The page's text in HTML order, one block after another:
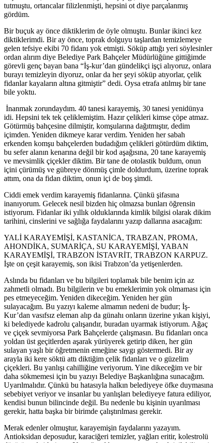
tutmuştu, ortancalar filizlenmişti, hepsini ot diye parçalanmış
gördüm.
Bir buçuk ay önce diktiklerim de öyle olmuştu. Bunlar ikinci kez
diktiklerimdi. Bir ay önce, toprak dolguyu taşlardan temizlemeye
gelen tefsiye ekibi 70 fidanı yok etmişti. Söküp attığı yeri söylesinler
ordan alırım diye Belediye Park Bahçeler Müdürlüğüne gittiğimde
görevli genç bayan bana “İş-kur’dan gündelikçi işçi alıyoruz, onlara
burayı temizleyin diyoruz, onlar da her şeyi söküp atıyorlar, çelik
fidanlar kayaların altına gitmiştir” dedi. Oysa etrafa atılmış bir tane
bile yoktu.
İnanmak zorundaydım. 40 tanesi karayemiş, 30 tanesi yenidünya
idi. Hepsini tek tek çeliklemiştim. Hazır çelikleri kimse çöpe atmaz.
Götürmüş bahçesine dilmiştir, komşularına dağıtmıştır, dedim
içimden. Yeniden dikmeye karar verdim. Yeniden her sabah
erkenden komşu bahçelerden budadığım çelikleri götürdüm diktim,
bu sefer alanın kenarına değil bir kod aşağısına, 20 tane karayemiş
ve mevsimlik çiçekler diktim. Bir tane de otolastik buldum, onun
içini çürümüş ve gübreye dönmüş çimle doldurdum, üzerine toprak
attım, ona da fidan diktim, onun içi de boş şimdi.
Ciddi emek verdim karayemiş fidanlarına. Çünkü şifasına
inanıyorum. Gelecek nesil bizden hiç olmazsa bunları öğrensin
istiyorum. Fidanlar iki yıllık olduklarında kimlik bilgisi olarak dikim
tarihini, cinslerini ve sağlığa faydalarını yazıp dallarına asacağım:
YALİ KARAYEMİŞİ, KASTANİCA, TRABZAN, PROMA,
AHONDİKA, SUMARİÇA, SU KARAYEMİŞİ, YABAN
KARAYEMİŞİ, TRABZON İSTAVRİT, TRABZON KARPUZ.
İşte on çeşit karayemiş, son ikisi Trabzon’da yetişenlerden.
Aslında bu fidanları ve bu bilgileri toplamak bile benim için az
zahmetli olmadı. Bu bilgilerin ve bu emeklerimin yok olmaması için
pes etmeyeceğim. Yeniden dikeceğim. Yeniden her gün
sulayacağım. Bu yazıyı kaleme almamın nedeni de budur; İş-
Kur’dan vasıfsız eleman alıp da günahı onların üzerine yıkan kişiyi,
ki belediyede kadrolu çalışandır, buradan uyarmak istiyorum. Ağaç
ve çiçek sevmiyorsa Park Bahçelerde çalışmasın. Bu fidanları onca
yoldan üst geçitlerden aşarak yürüyerek getirip diken, her gün
sulayan yaşlı bir öğretmenin emeğine saygı göstermedi. Bir ay
arayla iki kere söktü attı diktiğim çelik fidanları ve o güzelim
çiçekleri. Bu yanlışı cahilliğine veriyorum. Yine dikeceğim ve bir
daha sökmemesi için bu yazıyı Belediye Başkanlığına sunacağım.
Uyarılmalıdır. Çünkü bu hatasıyla halkın belediyeye öfke duymasına
sebebiyet veriyor ve insanlar bu yanlışları belediyeye fatura ediliyor,
kendisi bunun bilincinde değil. Bu nedenle bu kişinin uyarılması
gerekir, hatta başka bir birimde çalıştırılması gerekir.
Merak edenler olmuştur, karayemişin faydalarını yazayım.
Antioksidan deposudur, karaciğeri temizler, yağları eritir, kolestrolü